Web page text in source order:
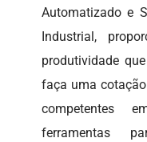
Automatizado e
Industrial,
produtividade
faça uma
competentes
ferramentas